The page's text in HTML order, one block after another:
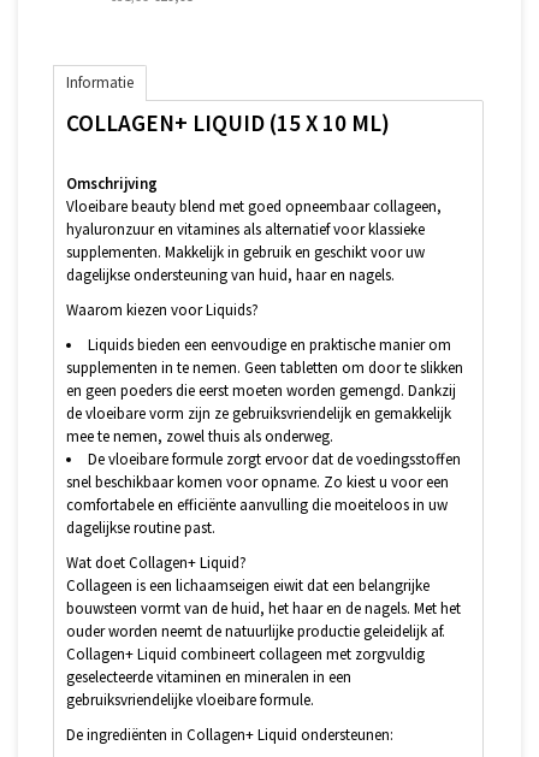
Informatie
COLLAGEN+ LIQUID (15 X 10 ML)
Omschrijving
Vloeibare beauty blend met goed opneembaar collageen,
hyaluronzuur en vitamines als alternatief voor klassieke
supplementen. Makkelijk in gebruik en geschikt voor uw
dagelijkse ondersteuning van huid, haar en nagels.
Waarom kiezen voor Liquids?
Liquids bieden een eenvoudige en praktische manier om
supplementen in te nemen. Geen tabletten om door te slikken
en geen poeders die eerst moeten worden gemengd. Dankzij
de vloeibare vorm zijn ze gebruiksvriendelijk en gemakkelijk
mee te nemen, zowel thuis als onderweg.
De vloeibare formule zorgt ervoor dat de voedingsstoffen
snel beschikbaar komen voor opname. Zo kiest u voor een
comfortabele en efficiënte aanvulling die moeiteloos in uw
dagelijkse routine past.
Wat doet Collagen+ Liquid?
Collageen is een lichaamseigen eiwit dat een belangrijke
bouwsteen vormt van de huid, het haar en de nagels. Met het
ouder worden neemt de natuurlijke productie geleidelijk af.
Collagen+ Liquid combineert collageen met zorgvuldig
geselecteerde vitaminen en mineralen in een
gebruiksvriendelijke vloeibare formule.
De ingrediënten in Collagen+ Liquid ondersteunen: